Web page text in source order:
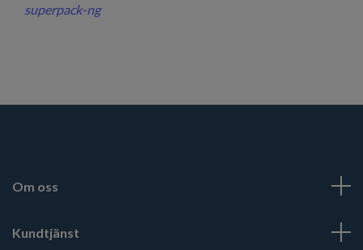
superpack-ng
Om oss
Kundtjänst